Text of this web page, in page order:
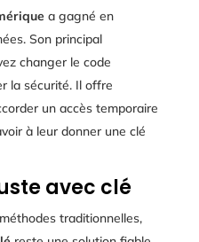
a gagné en
Son principal
changer le code
la sécurité. Il offre
un accès temporaire
à leur donner une clé
avec clé
traditionnelles,